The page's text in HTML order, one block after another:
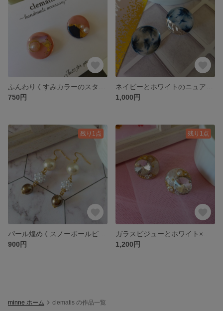
750円
1,000円
残り1点
900円
残り1点
1,200円
minne ホーム clematis の作品一覧